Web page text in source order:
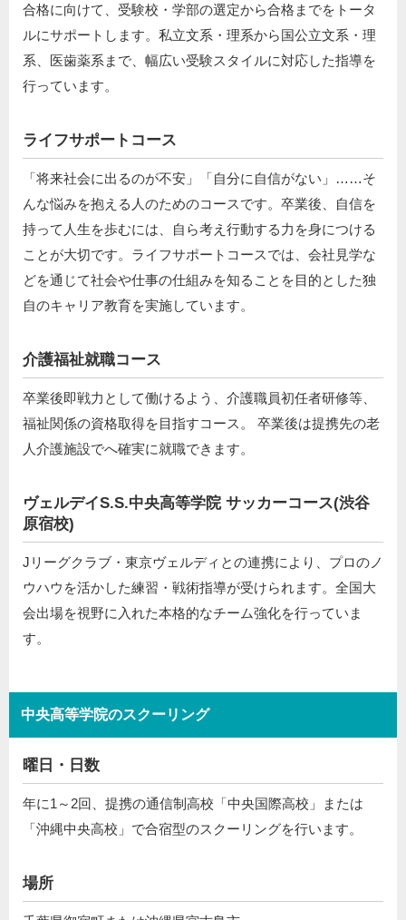
合格に向けて、受験校・学部の選定から合格までをトータ
ルにサポートします。私立文系・理系から国公立文系・理
系、医歯薬系まで、幅広い受験スタイルに対応した指導を
行っています。
ライフサポートコース
「将来社会に出るのが不安」「自分に自信がない」……そ
んな悩みを抱える人のためのコースです。卒業後、自信を
持って人生を歩むには、自ら考え行動する力を身につける
ことが大切です。ライフサポートコースでは、会社見学な
どを通じて社会や仕事の仕組みを知ることを目的とした独
自のキャリア教育を実施しています。
介護福祉就職コース
卒業後即戦力として働けるよう、介護職員初任者研修等、
福祉関係の資格取得を目指すコース。 卒業後は提携先の老
人介護施設でへ確実に就職できます。
ヴェルデイS.S.中央高等学院 サッカーコース(渋谷
原宿校)
Jリーグクラブ・東京ヴェルディとの連携により、プロのノ
ウハウを活かした練習・戦術指導が受けられます。全国大
会出場を視野に入れた本格的なチーム強化を行っていま
す。
中央高等学院のスクーリング
曜日・日数
年に1～2回、提携の通信制高校「中央国際高校」または
「沖縄中央高校」で合宿型のスクーリングを行います。
場所